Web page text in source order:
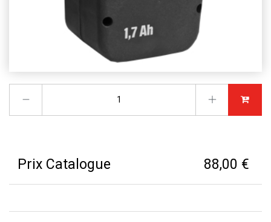
Prix Catalogue 88,00 €